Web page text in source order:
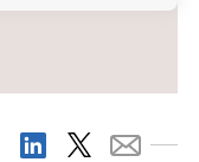
FacebookLinkedin Mail